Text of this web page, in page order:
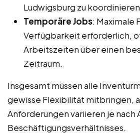
Ludwigsburg zu
Temporäre Jobs: Maximale
Verfügbarkeit erforderlich,
Arbeitszeiten über einen
Zeitraum.
Insgesamt müssen alle
gewisse Flexibilität mitbringen,
Anforderungen variieren je nach
Beschäftigungsverhältnisses.